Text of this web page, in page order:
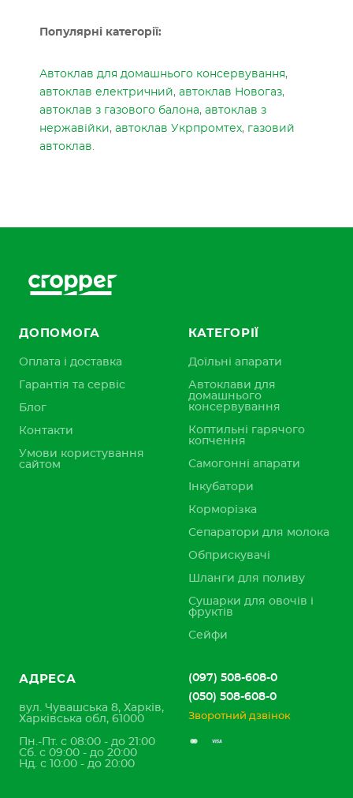
Популярні категорії:
Автоклав для домашнього консервування,
автоклав електричний, автоклав Новогаз,
автоклав з газового балона, автоклав з
нержавійки, автоклав Укрпромтех, газовий
автоклав.
ДОПОМОГА
Оплата і доставка
Гарантія та сервіс
Блог
Контакти
Умови користування
сайтом
КАТЕГОРІЇ
Доїльні апарати
Автоклави для
домашнього
консервування
Коптильні гарячого
копчення
Самогонні апарати
Інкубатори
Корморізка
Сепаратори для молока
Обприскувачі
Шланги для поливу
Сушарки для овочів і
фруктів
Сейфи
АДРЕСА
вул. Чувашська 8, Харків,
Харківська обл, 61000
Пн.-Пт. с 08:00 - до 21:00
Сб. с 09:00 - до 20:00
Нд. с 10:00 - до 20:00
(097) 508-608-0
(050) 508-608-0
Зворотний дзвінок